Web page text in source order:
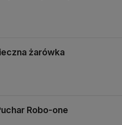
żarówka
Robo-one